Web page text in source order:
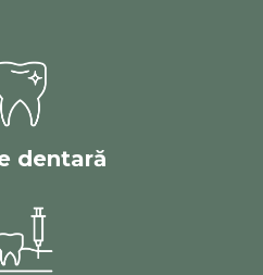
dentară